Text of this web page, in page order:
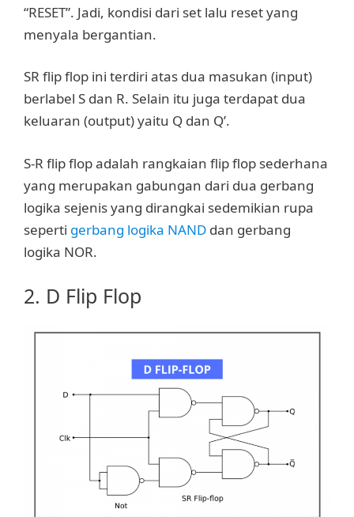
“RESET”. Jadi, kondisi dari set lalu reset yang
menyala bergantian.
SR flip flop ini terdiri atas dua masukan (input)
berlabel S dan R. Selain itu juga terdapat dua
keluaran (output) yaitu Q dan Q’.
S-R flip flop adalah rangkaian flip flop sederhana
yang merupakan gabungan dari dua gerbang
logika sejenis yang dirangkai sedemikian rupa
seperti gerbang logika NAND dan gerbang
logika NOR.
2. D Flip Flop